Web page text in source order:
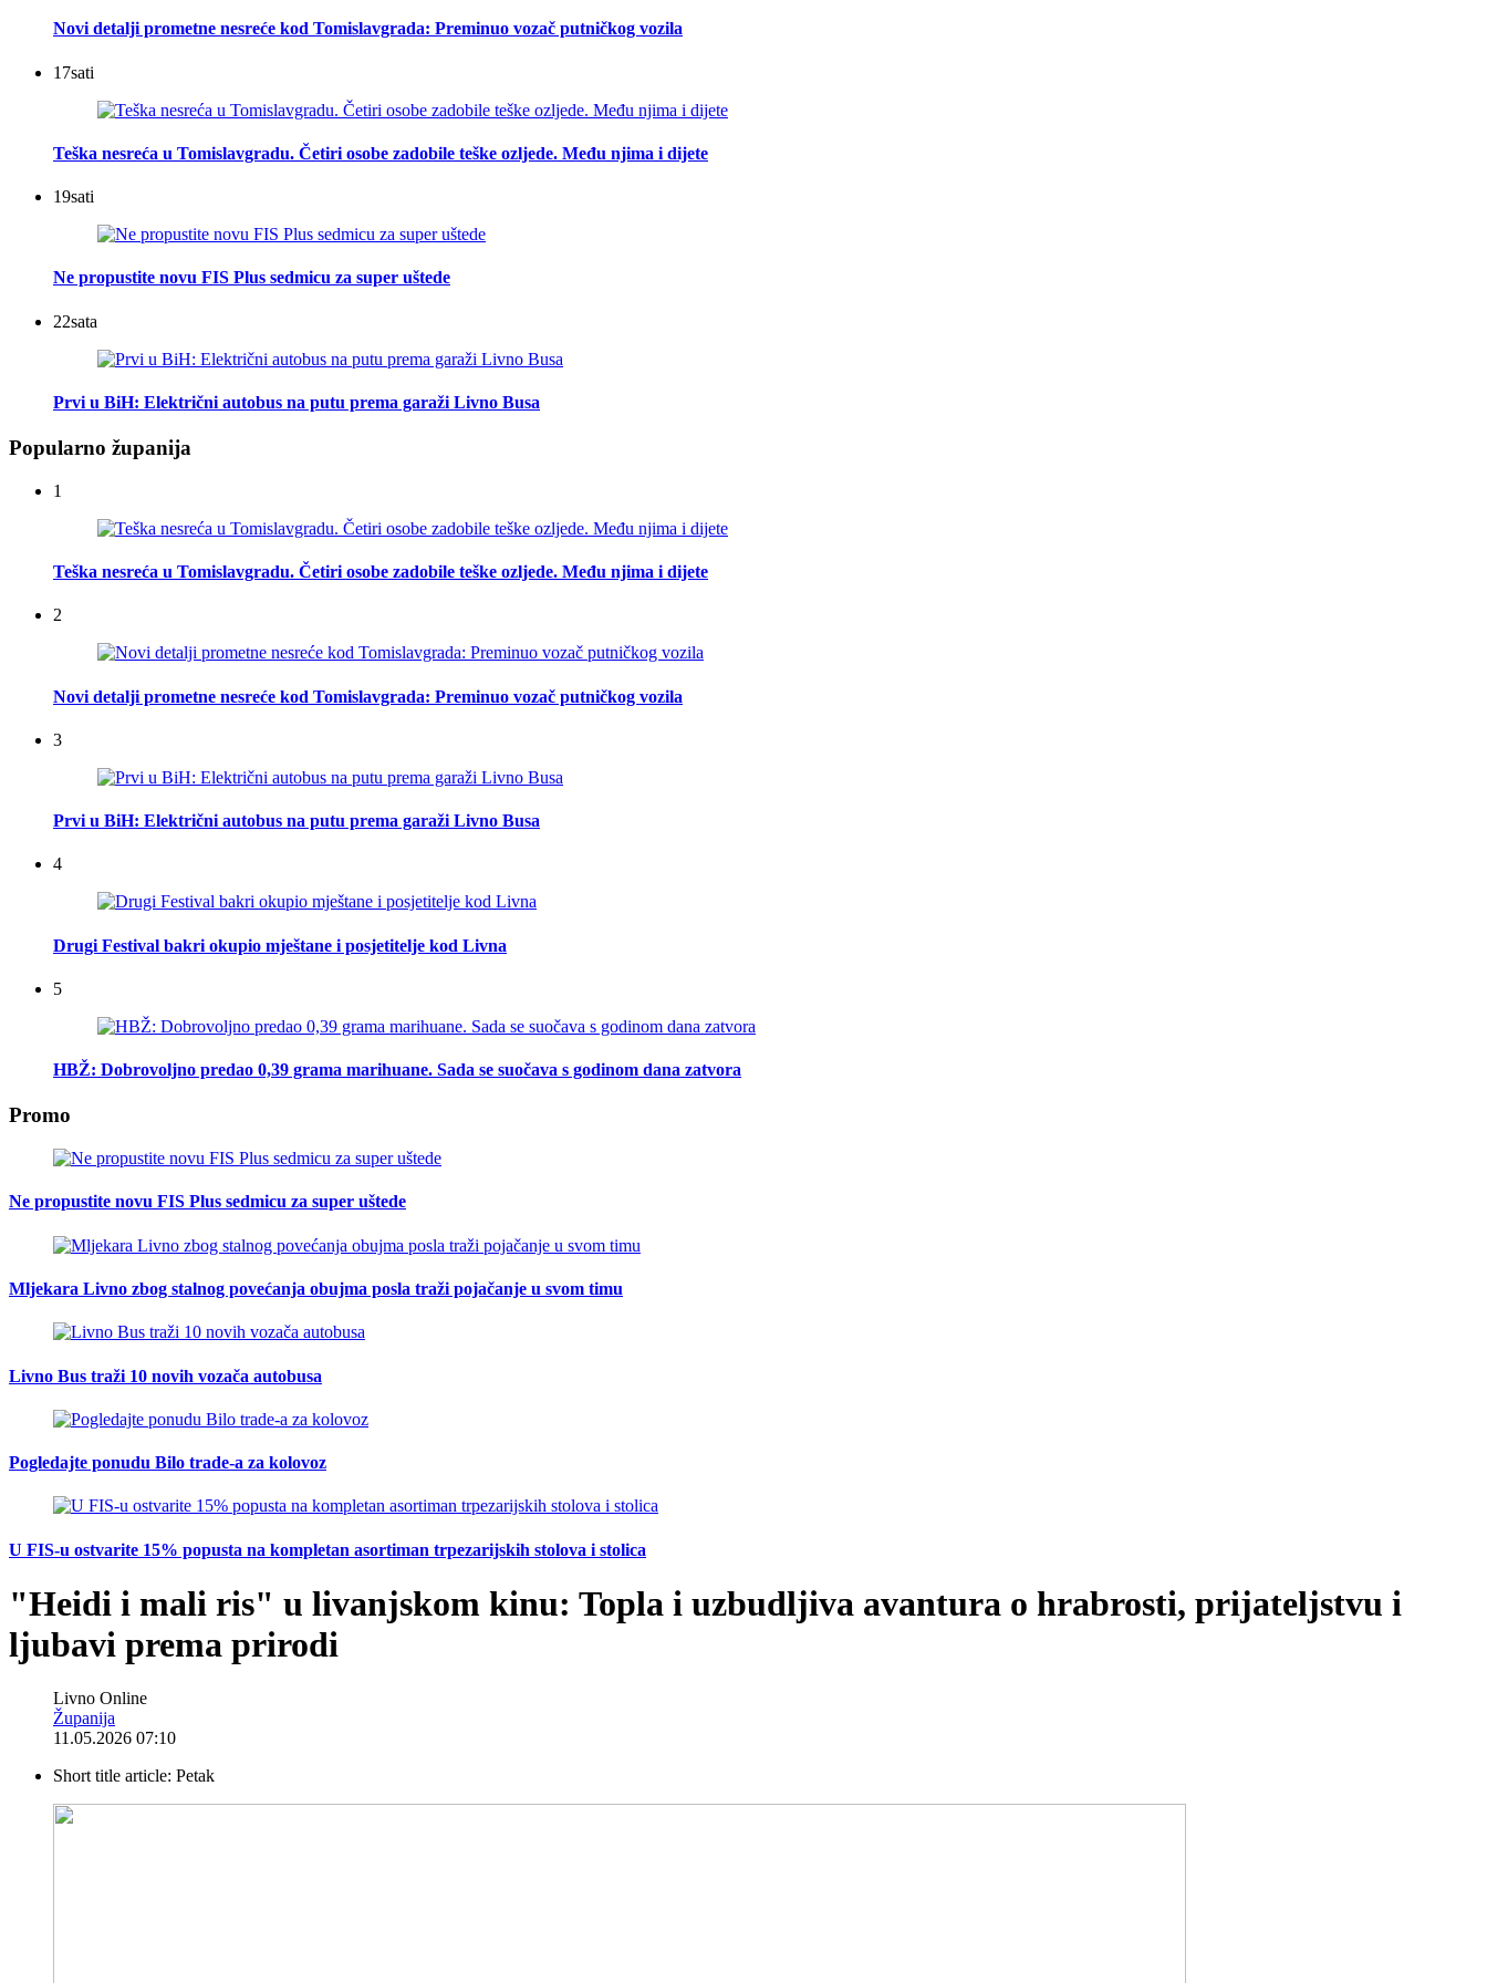
Novi detalji prometne nesreće kod Tomislavgrada: Preminuo vozač putničkog vozila
17sati
Teška nesreća u Tomislavgradu. Četiri osobe zadobile teške ozljede. Među njima i dijete
19sati
Ne propustite novu FIS Plus sedmicu za super uštede
22sata
Prvi u BiH: Električni autobus na putu prema garaži Livno Busa
Popularno županija
1
Teška nesreća u Tomislavgradu. Četiri osobe zadobile teške ozljede. Među njima i dijete
2
Novi detalji prometne nesreće kod Tomislavgrada: Preminuo vozač putničkog vozila
3
Prvi u BiH: Električni autobus na putu prema garaži Livno Busa
4
Drugi Festival bakri okupio mještane i posjetitelje kod Livna
5
HBŽ: Dobrovoljno predao 0,39 grama marihuane. Sada se suočava s godinom dana zatvora
Promo
Ne propustite novu FIS Plus sedmicu za super uštede
Mljekara Livno zbog stalnog povećanja obujma posla traži pojačanje u svom timu
Livno Bus traži 10 novih vozača autobusa
Pogledajte ponudu Bilo trade-a za kolovoz
U FIS-u ostvarite 15% popusta na kompletan asortiman trpezarijskih stolova i stolica
"Heidi i mali ris" u livanjskom kinu: Topla i uzbudljiva avantura o hrabrosti, prijateljstvu i
ljubavi prema prirodi
Livno Online
Županija
11.05.2026 07:10
Short title article: Petak